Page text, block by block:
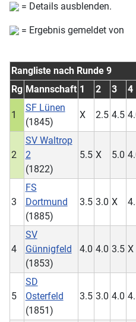
= Details ausblenden.
= Ergebnis gemeldet von
Rangliste nach Runde 9
Rg Mannschaft 1 2 3 4
1
SF Lünen
(1845)
X 2.5 4.5
2
SV Waltrop
2
(1822)
5.5 X 5.0
3
FS
Dortmund
(1885)
3.5 3.0 X
4
SV
Günnigfeld
(1853)
4.0 4.0 3.5 X
5
SD
Osterfeld
(1851)
3.5 3.0 4.0